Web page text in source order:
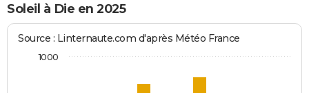
Soleil à Die en 2025
Source : Linternaute.com d'après Météo France
1000